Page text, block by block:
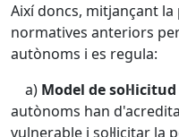
Així doncs, mitjançant
normatives anteriors
autònoms i es regula:
a) Model de sol·licitud
autònoms han
vulnerable i sol·licitar la